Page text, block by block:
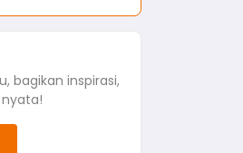
bagikan inspirasi,